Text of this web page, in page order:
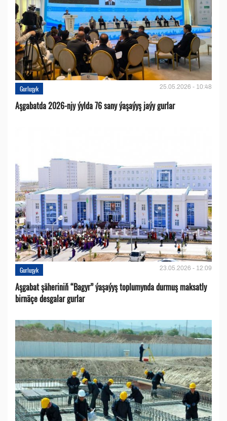
Gurluşyk 25.05.2026 - 10:48
Aşgabatda 2026-njy ýylda 76 sany ýaşaýyş jaýy gurlar
Gurluşyk 23.05.2026 - 12:09
Aşgabat şäheriniň “Bagyr” ýaşaýyş toplumynda durmuş maksatly
birnäçe desgalar gurlar